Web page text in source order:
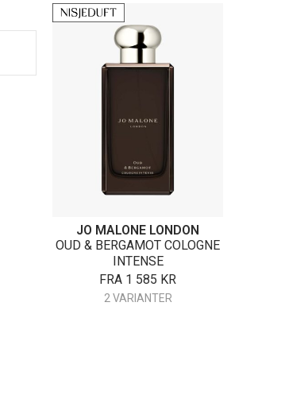
JO MALONE LONDON
OUD & BERGAMOT COLOGNE
INTENSE
FRA 1 585 KR
2 VARIANTER